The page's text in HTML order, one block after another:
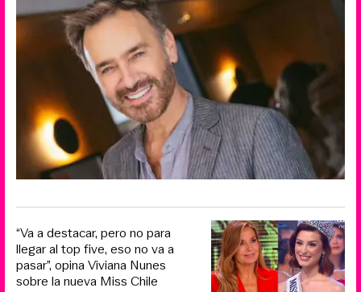
“Va a destacar, pero no para
llegar al top five, eso no va a
pasar”, opina Viviana Nunes
sobre la nueva Miss Chile